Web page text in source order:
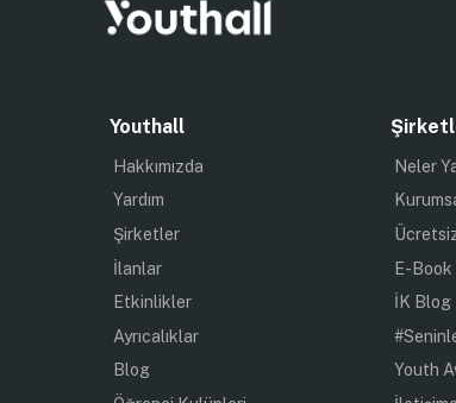
Youthall
Hakkımızda
Yardım
Şirketler
İlanlar
Etkinlikler
Ayrıcalıklar
Blog
Neler
E-Book
İK Blog
Youth